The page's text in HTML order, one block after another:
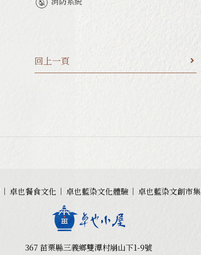
回上一頁
卓也餐食文化 卓也藍染文化體驗 卓也藍染文創市集
367 苗栗縣三義鄉雙潭村崩山下1-9號